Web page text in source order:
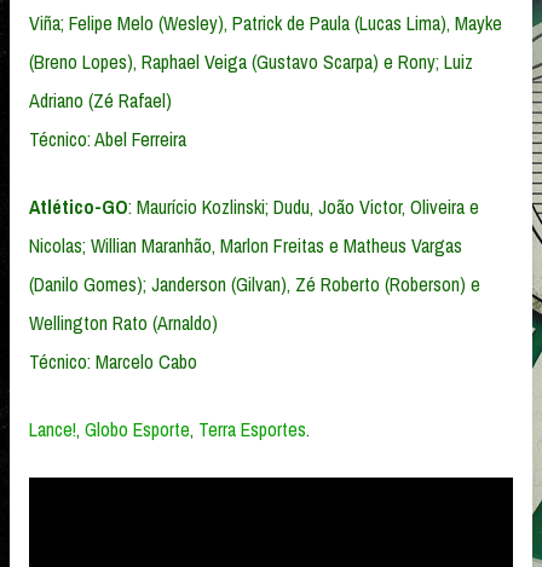
Viña; Felipe Melo (Wesley), Patrick de Paula (Lucas Lima), Mayke
(Breno Lopes), Raphael Veiga (Gustavo Scarpa) e Rony; Luiz
Adriano (Zé Rafael)
Técnico: Abel Ferreira
Atlético-GO: Maurício Kozlinski; Dudu, João Victor, Oliveira e
Nicolas; Willian Maranhão, Marlon Freitas e Matheus Vargas
(Danilo Gomes); Janderson (Gilvan), Zé Roberto (Roberson) e
Wellington Rato (Arnaldo)
Técnico: Marcelo Cabo
Lance!, Globo Esporte, Terra Esportes.